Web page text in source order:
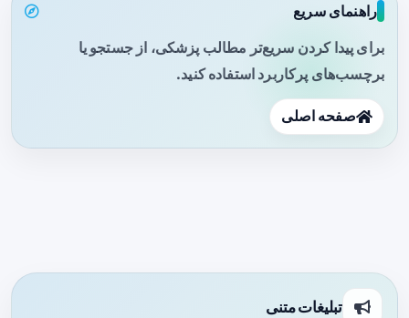
راهنمای سریع
برای پیدا کردن سریع‌تر مطالب پزشکی، از جستجو یا
برچسب‌های پرکاربرد استفاده کنید.
صفحه اصلی
تبلیغات متنی